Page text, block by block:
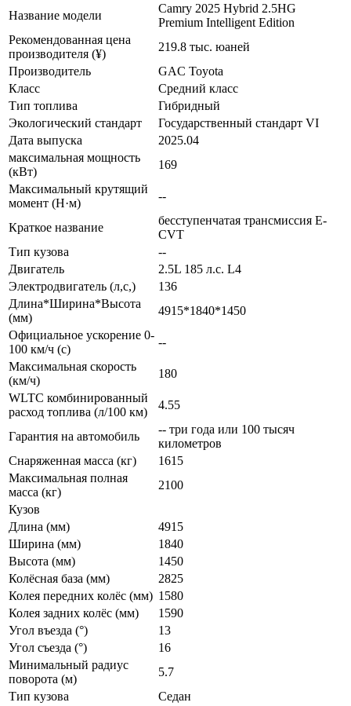
Название модели
Camry 2025 Hybrid 2.5HG
Premium Intelligent Edition
Рекомендованная цена
производителя (¥)
219.8 тыс. юаней
Производитель
GAC Toyota
Класс
Средний класс
Тип топлива
Гибридный
Экологический стандарт
Государственный стандарт VI
Дата выпуска
2025.04
максимальная мощность
(кВт)
169
Максимальный крутящий
момент (Н·м)
--
Краткое название
бесступенчатая трансмиссия E-
CVT
Тип кузова
--
Двигатель
2.5L 185 л.с. L4
Электродвигатель (л,с,)
136
Длина*Ширина*Высота
(мм)
4915*1840*1450
Официальное ускорение 0-
100 км/ч (с)
--
Максимальная скорость
(км/ч)
180
WLTC комбинированный
расход топлива (л/100 км)
4.55
Гарантия на автомобиль
-- три года или 100 тысяч
километров
Снаряженная масса (кг)
1615
Максимальная полная
масса (кг)
2100
Кузов
Длина (мм)
4915
Ширина (мм)
1840
Высота (мм)
1450
Колёсная база (мм)
2825
Колея передних колёс (мм) 1580
Колея задних колёс (мм)
1590
Угол въезда (°)
13
Угол съезда (°)
16
Минимальный радиус
поворота (м)
5.7
Тип кузова
Седан